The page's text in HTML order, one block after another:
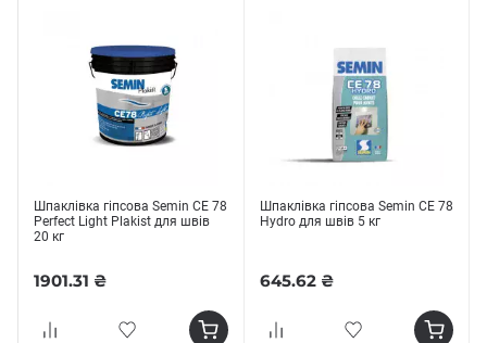
Шпаклівка гіпсова Semin CE 78
Perfect Light Plakist для швів
20 кг
1901.31 ₴
Шпаклівка гіпсова Semin СЕ 78
Hydro для швів 5 кг
645.62 ₴